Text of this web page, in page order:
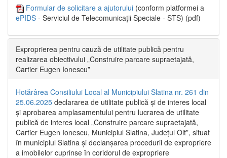
Formular de solicitare a ajutorului (conform platformei a
ePIDS - Serviciul de Telecomunicații Speciale - STS) (pdf)
Exproprierea pentru cauză de utilitate publică pentru
realizarea obiectivului „Construire parcare supraetajată,
Cartier Eugen Ionescu”
Hotărârea Consiliului Local al Municipiului Slatina nr. 261 din
25.06.2025 declararea de utilitate publică și de interes local
și aprobarea amplasamentului pentru lucrarea de utilitate
publică de interes local „Construire parcare supraetajată,
Cartier Eugen Ionescu, Municipiul Slatina, Județul Olt”, situat
în municipiul Slatina și declanșarea procedurii de expropriere
a imobilelor cuprinse în coridorul de expropriere